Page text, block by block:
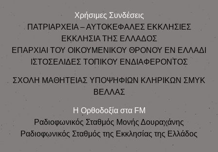
Χρήσιμες Συνδέσεις
ΠΑΤΡΙΑΡΧΕΙΑ – ΑΥΤΟΚΕΦΑΛΕΣ ΕΚΚΛΗΣΙΕΣ
ΕΚΚΛΗΣΙΑ ΤΗΣ ΕΛΛΑΔΟΣ
ΕΠΑΡΧΙΑΙ ΤΟΥ ΟΙΚΟΥΜΕΝΙΚΟΥ ΘΡΟΝΟΥ ΕΝ ΕΛΛΑΔΙ
ΙΣΤΟΣΕΛΙΔΕΣ ΤΟΠΙΚΟΥ ΕΝΔΙΑΦΕΡΟΝΤΟΣ
ΣΧΟΛΗ ΜΑΘΗΤΕΙΑΣ ΥΠΟΨΗΦΙΩΝ ΚΛΗΡΙΚΩΝ ΣΜΥΚ
ΒΕΛΛΑΣ
Η Ορθοδοξία στα FM
Ραδιοφωνικός Σταθμός Μονής Δουραχάνης
Ραδιοφωνικός Σταθμός της Εκκλησίας της Ελλάδος